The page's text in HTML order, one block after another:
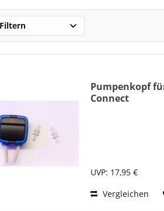
Filtern
Pumpenkopf
Connect
UVP: 17,95 €
Vergleichen